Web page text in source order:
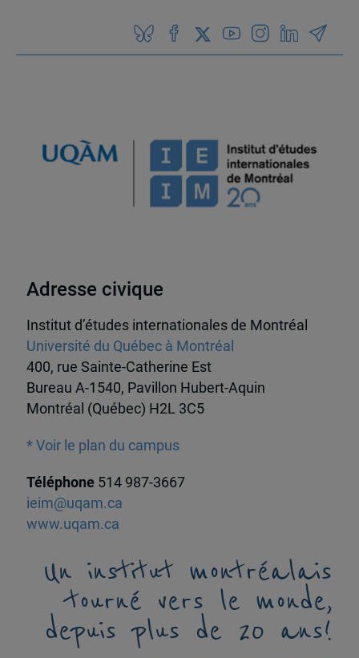
Adresse civique
Institut d’études internationales de Montréal
Université du Québec à Montréal
400, rue Sainte-Catherine Est
Bureau A-1540, Pavillon Hubert-Aquin
Montréal (Québec) H2L 3C5
* Voir le plan du campus
Téléphone 514 987-3667
ieim@uqam.ca
www.uqam.ca
Un institut montréalais
tourné vers le monde,
depuis plus de 20 ans!